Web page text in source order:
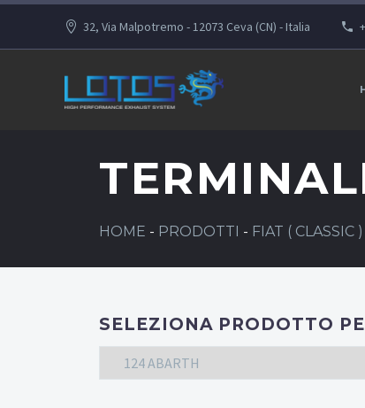
32, Via Malpotremo - 12073 Ceva (CN) - Italia
HOME - PRODOTTI - FIAT ( CLASSIC )
SELEZIONA PRODOTTO
124 ABARTH